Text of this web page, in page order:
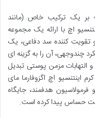
یک ترکیب خاص (مانند
اچ با ارائه یک مجموعه
تقویت کننده سد دفاعی، یک
چندوجهی، آن را به گزینه ای
مزمن پوستی تبدیل
اچ اگزوفارما مای
هدفمند، جایگاه
حساس پیدا کرده است.